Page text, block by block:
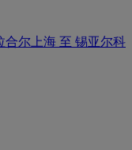
合尔 上海 至 锡亚尔科